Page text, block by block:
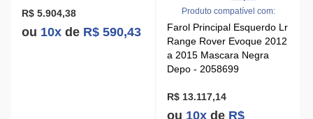
R$ 5.904,38
ou 10x de R$ 590,43
Produto compatível com:
Farol Principal Esquerdo Lr
Range Rover Evoque 2012
a 2015 Mascara Negra
Depo - 2058699
R$ 13.117,14
ou 10x de R$